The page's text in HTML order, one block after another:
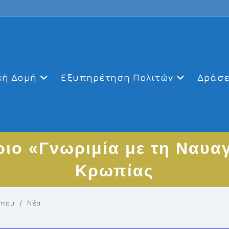
Δομή Εξυπηρέτηση Πολιτών
«Γνωριμία με τη
Κρωπίας
/ Νέα